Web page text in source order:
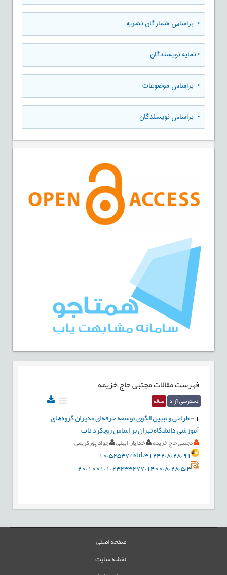
• براساس شمارگان نشریه
•نمایه نویسندگان
• براساس موضوعات
• براساس نویسندگان
فهرست مقالاتمجتبی حاج خزیمه
دسترسی آزاد مقاله
-طراحی و تبیین الگوی توسعه حرفه‌ای مدیران گروه‌های
آموزشی دانشگاه تهران بر اساس رویکرد ناب
مجتبی حاج خزیمه خدایار ابیلی جواد پورکریمی
10.52547/istd.31242.8.28.91
20.1001.1.24233277.1400.8.28.5.3
صفحه اصلی
نقشه سایت